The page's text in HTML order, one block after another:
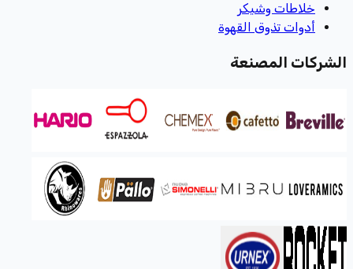
خلاطات وشيكر
أدوات تذوق القهوة
الشركات المصنعة